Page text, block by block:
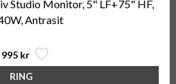
Studio Monitor, 5" LF+75" HF,
Antrasit
995 kr